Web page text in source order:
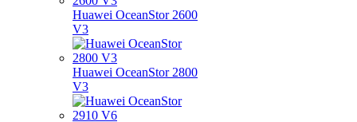
Huawei OceanStor 2600
V3
Huawei OceanStor 2800
V3